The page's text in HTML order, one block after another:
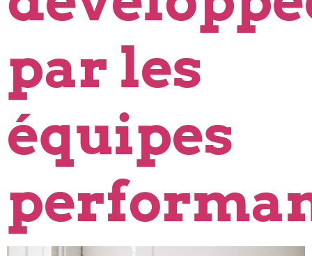
par les
équipes